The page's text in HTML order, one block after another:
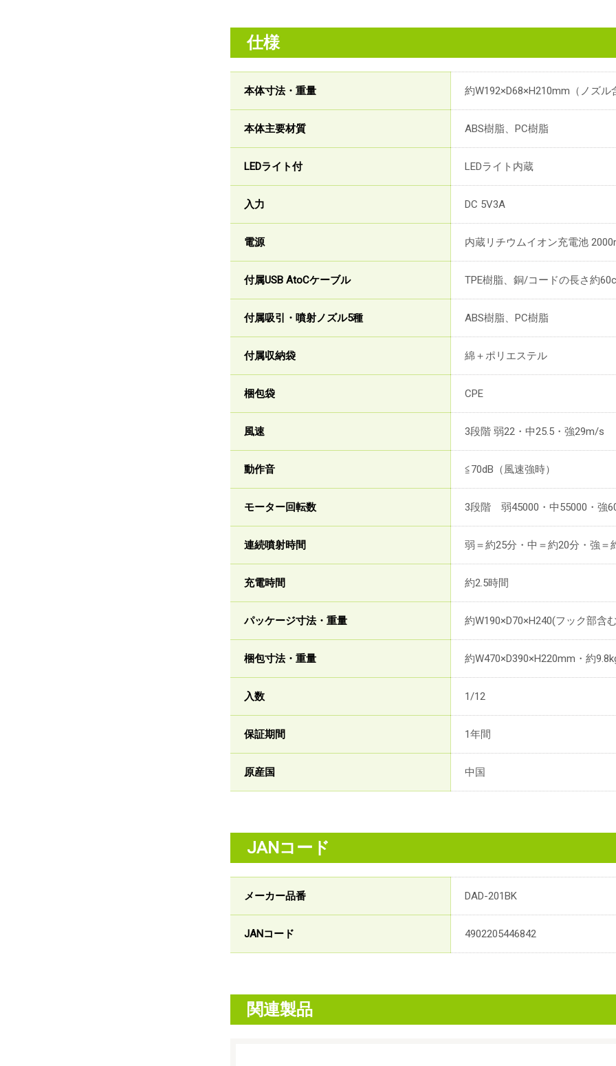
仕様
本体寸法・重量 約W192×D68×H210mm（ノズル
本体主要材質 ABS樹脂、PC樹脂
LEDライト付 LEDライト内蔵
入力 DC 5V3A
電源 内蔵リチウムイオン充電池
付属USB AtoCケーブル TPE樹脂、銅/コードの長さ約
付属吸引・噴射ノズル5種 ABS樹脂、PC樹脂
付属収納袋 綿＋ポリエステル
梱包袋 CPE
風速 3段階 弱22・中25.5・強29m/s
動作音 ≦70dB（風速強時）
モーター回転数 3段階 弱45000・中55000・強
連続噴射時間 弱＝約25分・中＝約20分・強＝
充電時間 約2.5時間
パッケージ寸法・重量 約W190×D70×H240(フック部含
梱包寸法・重量 約W470×D390×H220mm・約
入数 1/12
保証期間 1年間
原産国 中国
JANコード
メーカー品番 DAD-201BK
JANコード 4902205446842
関連製品